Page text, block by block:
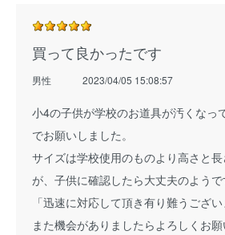
買って良かったです
男性 2023/04/05 15:08:57
小4の子供が学校のお道具が汚くなっ
でお願いしました。
サイズは学校使用のものより高さと
が、子供に確認したら大丈夫のようで
「迅速に対応して頂き有り難うござい
また機会がありましたらよろしくお願